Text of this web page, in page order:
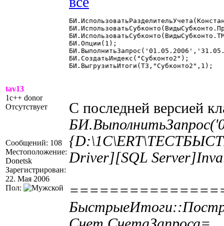
tav13
1c++ donor
Отсутствует
Сообщений: 108
Местоположение:
Donetsk
Зарегистрирован:
22. Мая 2006
Пол:
БИ.Опции(1);
БИ.СоздатьИндекс("Субконто2");
БИ.ВыгрузитьИтоги(ТЗ,"Субконто2",1);
С последней версией
Driver][SQL